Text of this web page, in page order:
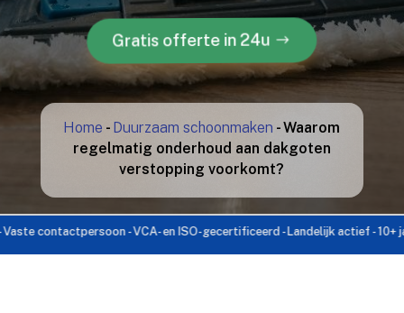
Gratis offerte in 24u
Home - Duurzaam schoonmaken -Waarom
regelmatig onderhoud aan dakgoten
verstopping voorkomt?
contactpersoon - VCA- en ISO-gecertificeerd - Landelijk actief - 10+ jaar